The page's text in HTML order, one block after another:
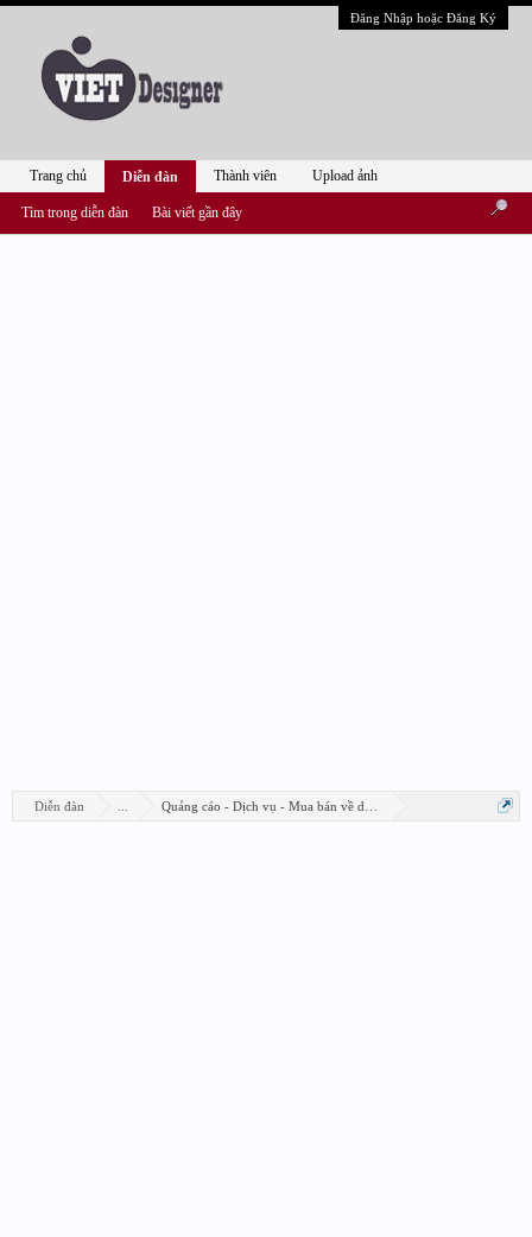
Đăng Nhập hoặc Đăng Ký
Diễn đàn Quảng cáo - Dịch vụ - Mua bán về design
Trang chủ Diễn đàn
Tìm trong diễn đàn Bài viết gần đây
Thành viên Upload ảnh